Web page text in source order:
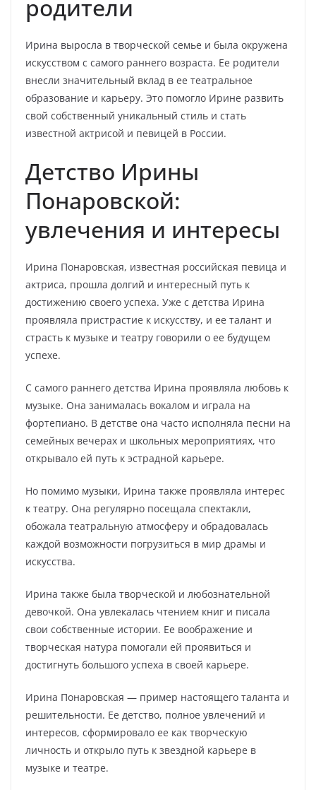
родители
Ирина выросла в творческой семье и была окружена
искусством с самого раннего возраста. Ее родители
внесли значительный вклад в ее театральное
образование и карьеру. Это помогло Ирине развить
свой собственный уникальный стиль и стать
известной актрисой и певицей в России.
Детство Ирины
Понаровской:
увлечения и интересы
Ирина Понаровская, известная российская певица и
актриса, прошла долгий и интересный путь к
достижению своего успеха. Уже с детства Ирина
проявляла пристрастие к искусству, и ее талант и
страсть к музыке и театру говорили о ее будущем
успехе.
С самого раннего детства Ирина проявляла любовь к
музыке. Она занималась вокалом и играла на
фортепиано. В детстве она часто исполняла песни на
семейных вечерах и школьных мероприятиях, что
открывало ей путь к эстрадной карьере.
Но помимо музыки, Ирина также проявляла интерес
к театру. Она регулярно посещала спектакли,
обожала театральную атмосферу и обрадовалась
каждой возможности погрузиться в мир драмы и
искусства.
Ирина также была творческой и любознательной
девочкой. Она увлекалась чтением книг и писала
свои собственные истории. Ее воображение и
творческая натура помогали ей проявиться и
достигнуть большого успеха в своей карьере.
Ирина Понаровская — пример настоящего таланта и
решительности. Ее детство, полное увлечений и
интересов, сформировало ее как творческую
личность и открыло путь к звездной карьере в
музыке и театре.